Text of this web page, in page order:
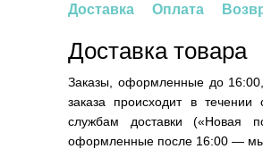
Доставка Оплата
Доставка товара
Заказы, оформленные до
заказа происходит в
службам доставки («Новая
оформленные после 16:00 — мы